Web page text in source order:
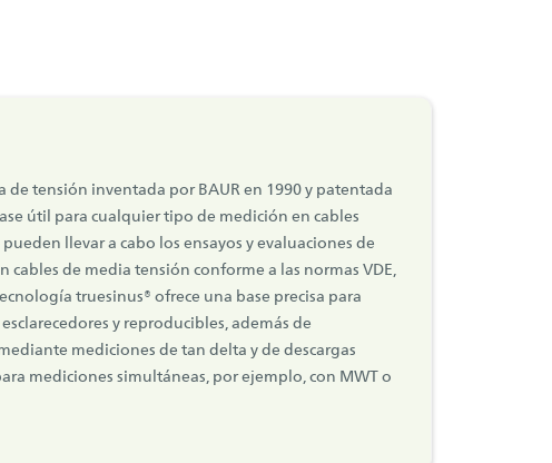
de tensión inventada por BAUR en 1990 y patentada
útil para cualquier tipo de medición en cables
llevar a cabo los ensayos y evaluaciones de
cables de media tensión conforme a las normas VDE,
tecnología truesinus® ofrece una base precisa para
y reproducibles, además de
mediciones de tan delta y de descargas
mediciones simultáneas, por ejemplo, con MWT o